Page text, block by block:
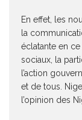
En effet, les
la
éclatante en
sociaux, la
l’action
et de tous.
l’opinion des